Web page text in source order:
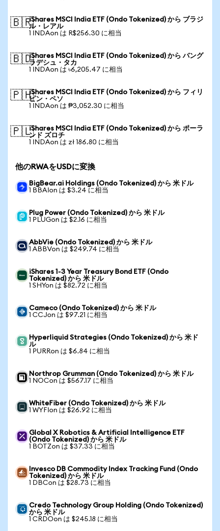
🇧🇷iShares MSCI India ETF (Ondo Tokenized) から ブラジ
ル・レアル
1 INDAon は R$256.30 に相当
🇧🇩iShares MSCI India ETF (Ondo Tokenized) から バング
ラデシュ・タカ
1 INDAon は ৳6,205.47 に相当
🇵🇭iShares MSCI India ETF (Ondo Tokenized) から フィリ
ピン・ペソ
1 INDAon は ₱3,052.30 に相当
🇵🇱iShares MSCI India ETF (Ondo Tokenized) から ポーラ
ンド ズロチ
1 INDAon は zł 186.80 に相当
他のRWAをUSDに変換
BigBear.ai Holdings (Ondo Tokenized) から 米ドル
1 BBAIon は $3.24 に相当
Plug Power (Ondo Tokenized) から 米ドル
1 PLUGon は $2.16 に相当
AbbVie (Ondo Tokenized) から 米ドル
1 ABBVon は $249.74 に相当
iShares 1-3 Year Treasury Bond ETF (Ondo
Tokenized) から 米ドル
1 SHYon は $82.72 に相当
Cameco (Ondo Tokenized) から 米ドル
1 CCJon は $97.21 に相当
Hyperliquid Strategies (Ondo Tokenized) から 米ド
ル
1 PURRon は $6.84 に相当
Northrop Grumman (Ondo Tokenized) から 米ドル
1 NOCon は $567.17 に相当
WhiteFiber (Ondo Tokenized) から 米ドル
1 WYFIon は $26.92 に相当
Global X Robotics & Artificial Intelligence ETF
(Ondo Tokenized) から 米ドル
1 BOTZon は $37.33 に相当
Invesco DB Commodity Index Tracking Fund (Ondo
Tokenized) から 米ドル
1 DBCon は $28.73 に相当
Credo Technology Group Holding (Ondo Tokenized)
から 米ドル
1 CRDOon は $245.18 に相当